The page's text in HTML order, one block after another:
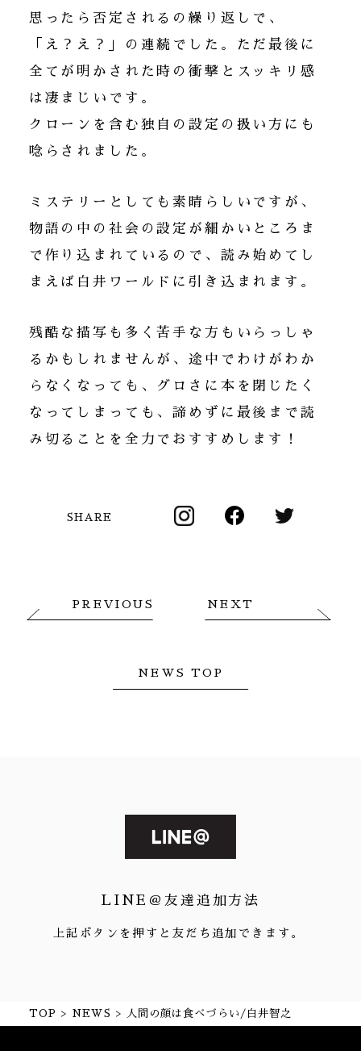
思ったら否定されるの繰り返しで、
「え？え？」の連続でした。ただ最後に
全てが明かされた時の衝撃とスッキリ感
は凄まじいです。
クローンを含む独自の設定の扱い方にも
唸らされました。
ミステリーとしても素晴らしいですが、
物語の中の社会の設定が細かいところま
で作り込まれているので、読み始めてし
まえば白井ワールドに引き込まれます。
残酷な描写も多く苦手な方もいらっしゃ
るかもしれませんが、途中でわけがわか
らなくなっても、グロさに本を閉じたく
なってしまっても、諦めずに最後まで読
み切ることを全力でおすすめします！
SHARE
PREVIOUS
NEWS TOP
NEXT
LINE＠友達追加方法
上記ボタンを押すと友だち追加できます。
TOP NEWS 人間の顔は食べづらい/白井智之